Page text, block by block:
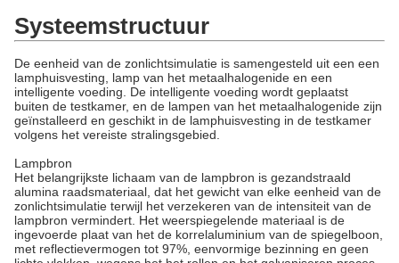
Systeemstructuur
De eenheid van de zonlichtsimulatie is samengesteld uit een een
lamphuisvesting, lamp van het metaalhalogenide en een
intelligente voeding. De intelligente voeding wordt geplaatst
buiten de testkamer, en de lampen van het metaalhalogenide zijn
geïnstalleerd en geschikt in de lamphuisvesting in de testkamer
volgens het vereiste stralingsgebied.
Lampbron
Het belangrijkste lichaam van de lampbron is gezandstraald
alumina raadsmateriaal, dat het gewicht van elke eenheid van de
zonlichtsimulatie terwijl het verzekeren van de intensiteit van de
lampbron vermindert. Het weerspiegelende materiaal is de
ingevoerde plaat van het de korrelaluminium van de spiegelboon,
met reflectievermogen tot 97%, eenvormige bezinning en geen